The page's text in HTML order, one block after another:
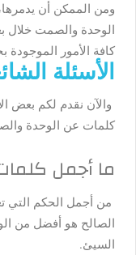
ومن الممكن أن
الوحدة والصمت خلال
كافة الأمور الموجودة
الأسئلة
والآن نقدم لكم بعض
كلمات عن الوحدة
ما أجمل
من أجمل الحكم التي
الصالح هو أفضل من
السيئ.